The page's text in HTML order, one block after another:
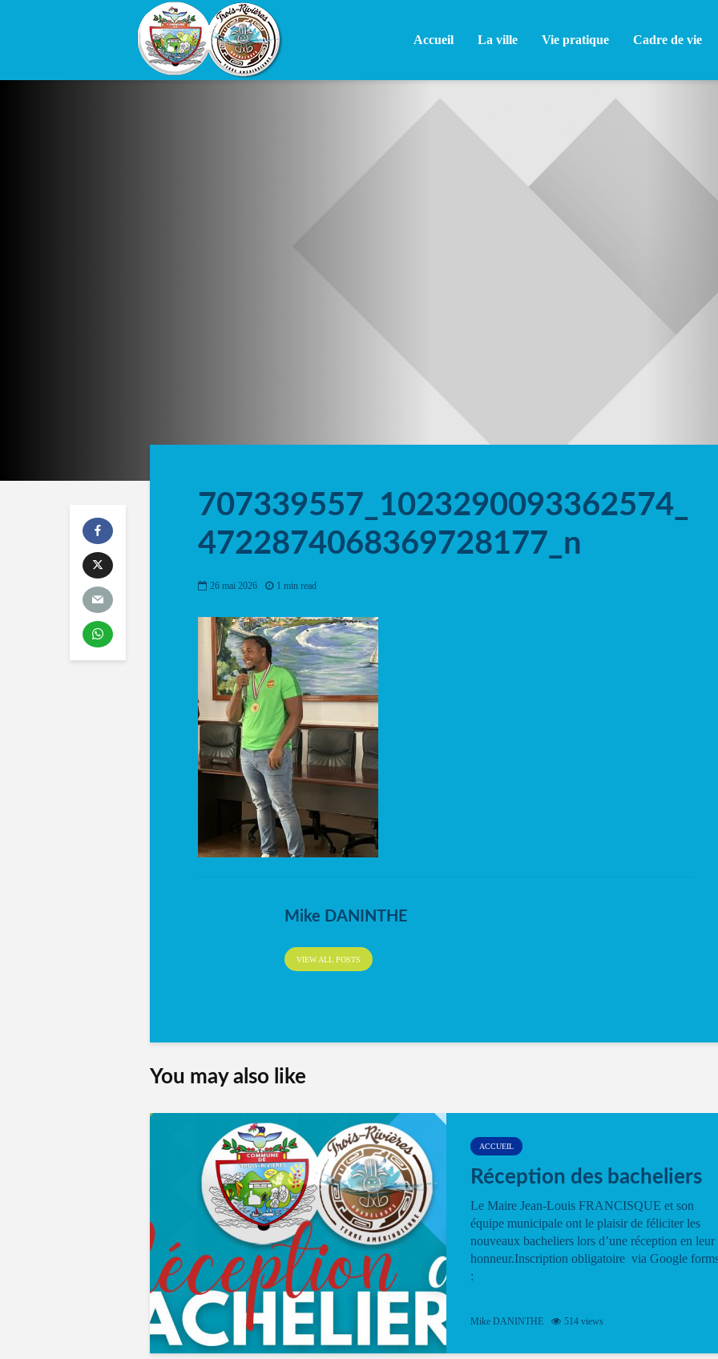
Accueil La ville Vie pratique Cadre de vie
707339557_1023290093362574_
4722874068369728177_n
26 mai 2026 1 min read
Mike DANINTHE
VIEW ALL POSTS
You may also like
ACCUEIL
Réception des bacheliers
Le Maire Jean-Louis FRANCISQUE et son
équipe municipale ont le plaisir de féliciter les
nouveaux bacheliers lors d’une réception en leur
honneur.Inscription obligatoire via Google
:
Mike DANINTHE 514 views